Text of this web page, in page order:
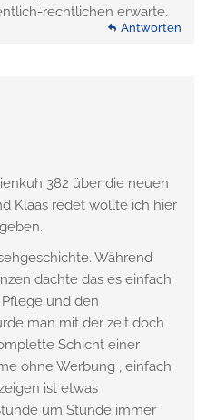
rechtlichen erwarte.
Antworten
382 über die neuen
Klaas redet wollte ich hier
Während
dachte das es einfach
und den
man mit der zeit doch
Schicht einer
ohne Werbung , einfach
ist etwas
um Stunde immer